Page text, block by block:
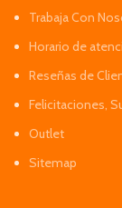
Trabaja Con
Horario de
Reseñas de
Felicitaciones,
Outlet
Sitemap